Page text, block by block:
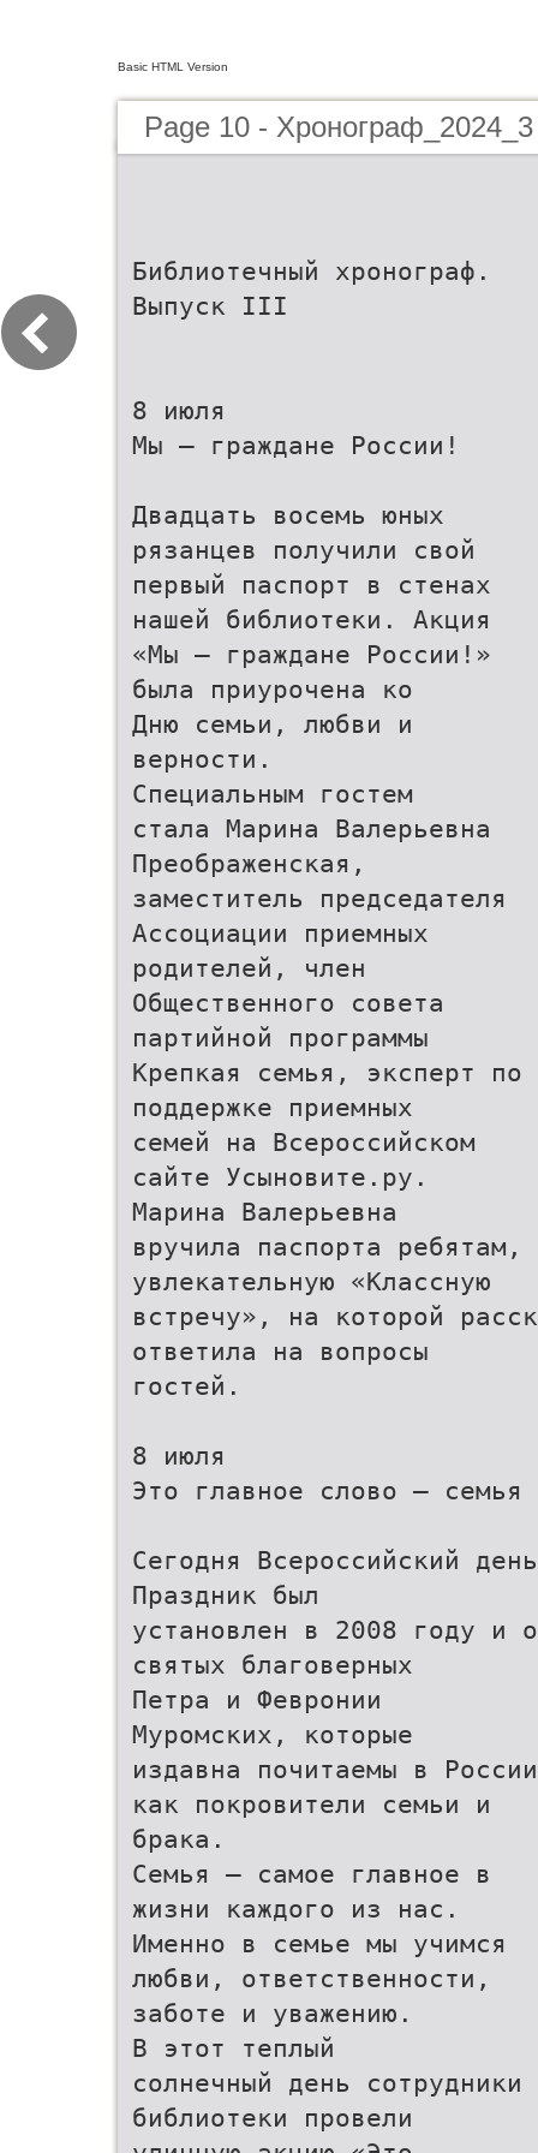
Basic HTML Version
Page 10 - Хронограф_2024_3
Библиотечный хронограф.
Выпуск III
8 июля
Мы – граждане России!
Двадцать восемь юных
рязанцев получили свой
первый паспорт в стенах
нашей библиотеки. Акция
«Мы – граждане России!»
была приурочена ко
Дню семьи, любви и
верности.
Специальным гостем
стала Марина Валерьевна
Преображенская,
заместитель председателя
Ассоциации приемных
родителей, член
Общественного совета
партийной программы
Крепкая семья, эксперт по
поддержке приемных
семей на Всероссийском
сайте Усыновите.ру.
Марина Валерьевна
вручила паспорта
увлекательную «Классную
встречу», на которой
ответила на вопросы
гостей.
8 июля
Это главное слово – семья
Сегодня Всероссийский
Праздник был
установлен в 2008 году и
святых благоверных
Петра и Февронии
Муромских, которые
издавна почитаемы в России
как покровители семьи и
брака.
Семья – самое главное в
жизни каждого из нас.
Именно в семье мы учимся
любви, ответственности,
заботе и уважению.
В этот теплый
солнечный день сотрудники
библиотеки провели